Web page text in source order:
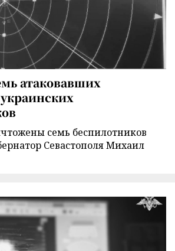
атаковавших
семь беспилотников
Севастополя Михаил